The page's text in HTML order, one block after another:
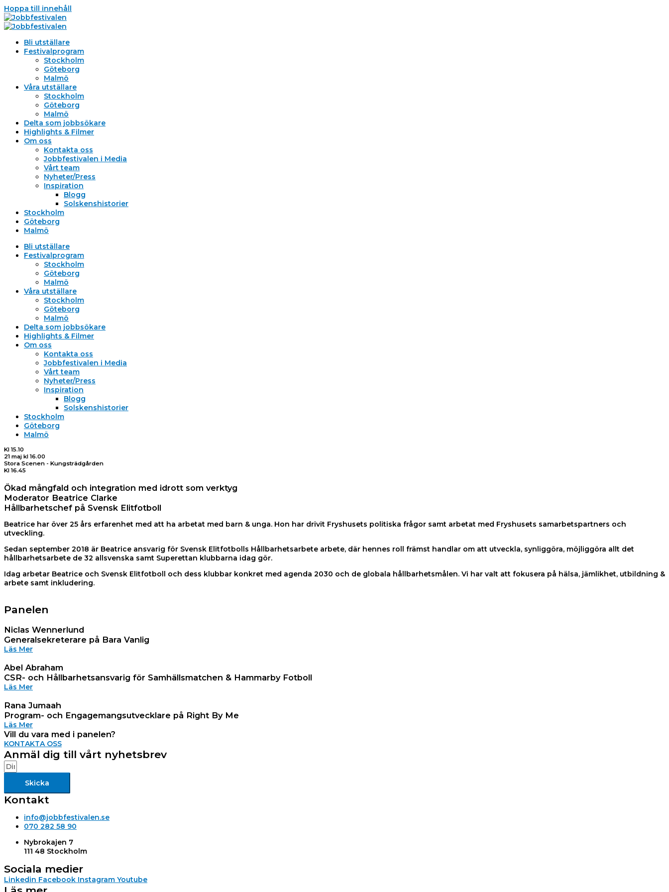
Hoppa till innehåll
Bli utställare
Festivalprogram
Stockholm
Göteborg
Malmö
Våra utställare
Stockholm
Göteborg
Malmö
Delta som jobbsökare
Highlights & Filmer
Om oss
Kontakta oss
Jobbfestivalen i Media
Vårt team
Nyheter/Press
Inspiration
Blogg
Solskenshistorier
Stockholm
Göteborg
Malmö
Bli utställare
Festivalprogram
Stockholm
Göteborg
Malmö
Våra utställare
Stockholm
Göteborg
Malmö
Delta som jobbsökare
Highlights & Filmer
Om oss
Kontakta oss
Jobbfestivalen i Media
Vårt team
Nyheter/Press
Inspiration
Blogg
Solskenshistorier
Stockholm
Göteborg
Malmö
Kl 15.10
21 maj kl 16.00
Stora Scenen - Kungsträdgården
Kl 16.45
Ökad mångfald och integration med idrott som verktyg​
Moderator Beatrice Clarke
Hållbarhetschef på Svensk Elitfotboll
Beatrice har över 25 års erfarenhet med att ha arbetat med barn & unga. Hon har drivit Fryshusets politiska frågor samt arbetat med Fryshusets samarbetspartners och
utveckling.
Sedan september 2018 är Beatrice ansvarig för Svensk Elitfotbolls Hållbarhetsarbete arbete, där hennes roll främst handlar om att utveckla, synliggöra, möjliggöra allt det
hållbarhetsarbete de 32 allsvenska samt Superettan klubbarna idag gör.
Idag arbetar Beatrice och Svensk Elitfotboll och dess klubbar konkret med agenda 2030 och de globala hållbarhetsmålen. Vi har valt att fokusera på hälsa, jämlikhet, utbildning &
arbete samt inkludering.
Panelen
Niclas Wennerlund
Generalsekreterare på Bara Vanlig
Läs Mer
Abel Abraham
CSR- och Hållbarhetsansvarig för Samhällsmatchen & Hammarby Fotboll
Läs Mer
Rana Jumaah
Program- och Engagemangsutvecklare på Right By Me
Läs Mer
Vill du vara med i panelen?
KONTAKTA OSS
Anmäl dig till vårt nyhetsbrev
Skicka
Kontakt
info@jobbfestivalen.se
070 282 58 90
Nybrokajen 7
111 48 Stockholm
Sociala medier
Linkedin Facebook Instagram Youtube